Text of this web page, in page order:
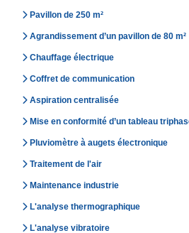
Pavillon de 250 m²
Agrandissement d’un pavillon de 80 m²
Chauffage électrique
Coffret de communication
Aspiration centralisée
Mise en conformité d’un tableau
Pluviomètre à augets électronique
Traitement de l'air
Maintenance industrie
L'analyse thermographique
L'analyse vibratoire